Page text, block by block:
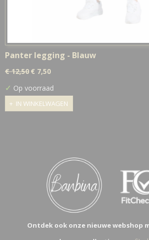
Panter legging - Blauw
€ 12,50 € 7,50
✓ Op voorraad
IN WINKELWAGEN
Ontdek ook onze nieuwe webshop